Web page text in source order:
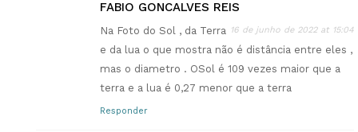
FABIO GONCALVES REIS
16 de junho de 2022 at 15:04
Na Foto do Sol , da Terra
e da lua o que mostra não é distância entre eles ,
mas o diametro . OSol é 109 vezes maior que a
terra e a lua é 0,27 menor que a terra
Responder